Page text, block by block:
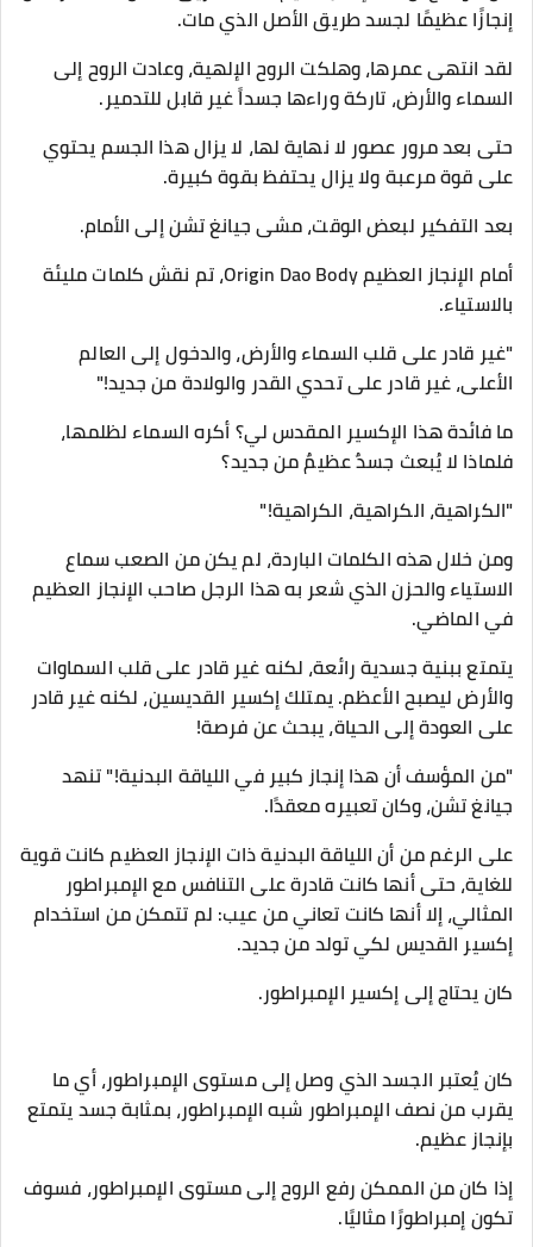
إنجازًا عظيمًا لجسد طريق الأصل الذي مات.
لقد انتهى عمرها، وهلكت الروح الإلهية، وعادت الروح إلى
السماء والأرض، تاركة وراءها جسداً غير قابل للتدمير.
حتى بعد مرور عصور لا نهاية لها، لا يزال هذا الجسم يحتوي
على قوة مرعبة ولا يزال يحتفظ بقوة كبيرة.
بعد التفكير لبعض الوقت، مشى جيانغ تشن إلى الأمام.
أمام الإنجاز العظيم Origin Dao Body، تم نقش كلمات مليئة
بالاستياء.
"غير قادر على قلب السماء والأرض، والدخول إلى العالم
الأعلى، غير قادر على تحدي القدر والولادة من جديد!"
ما فائدة هذا الإكسير المقدس لي؟ أكره السماء لظلمها،
فلماذا لا يُبعث جسدٌ عظيمٌ من جديد؟
"الكراهية، الكراهية، الكراهية!"
ومن خلال هذه الكلمات الباردة، لم يكن من الصعب سماع
الاستياء والحزن الذي شعر به هذا الرجل صاحب الإنجاز العظيم
في الماضي.
يتمتع ببنية جسدية رائعة، لكنه غير قادر على قلب السماوات
والأرض ليصبح الأعظم. يمتلك إكسير القديسين، لكنه غير قادر
على العودة إلى الحياة، يبحث عن فرصة!
"من المؤسف أن هذا إنجاز كبير في اللياقة البدنية!" تنهد
جيانغ تشن، وكان تعبيره معقدًا.
على الرغم من أن اللياقة البدنية ذات الإنجاز العظيم كانت قوية
للغاية، حتى أنها كانت قادرة على التنافس مع الإمبراطور
المثالي، إلا أنها كانت تعاني من عيب: لم تتمكن من استخدام
إكسير القديس لكي تولد من جديد.
كان يحتاج إلى إكسير الإمبراطور.
كان يُعتبر الجسد الذي وصل إلى مستوى الإمبراطور، أي ما
يقرب من نصف الإمبراطور شبه الإمبراطور، بمثابة جسد يتمتع
بإنجاز عظيم.
إذا كان من الممكن رفع الروح إلى مستوى الإمبراطور، فسوف
تكون إمبراطورًا مثاليًا.